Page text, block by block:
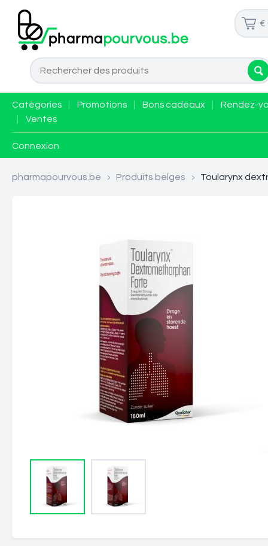
€
Catégories Promotions Bons cadeaux
Rendez-
Ventes
Connexion
pharmapourvous.be > Produits belges > Toularynx